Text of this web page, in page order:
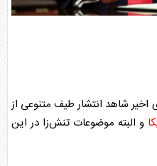
اخیر شاهد انتشار طیف متنوعی از
و البته موضوعات تنش‎‌زا در این